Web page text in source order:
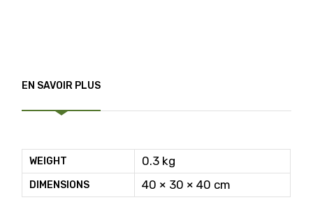
EN SAVOIR PLUS
WEIGHT 0.3 kg
DIMENSIONS 40 × 30 × 40 cm